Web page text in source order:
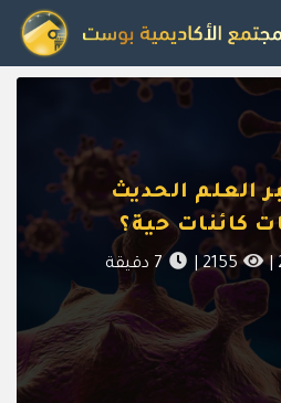
العلم الحديث
كائنات حية؟
|
2155
7 دقيقة